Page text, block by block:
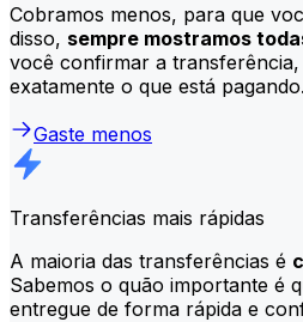
Cobramos menos, para que
disso, sempre mostramos
você confirmar a
exatamente o que está pagando.
Gaste menos
Transferências mais rápidas
A maioria das transferências é
Sabemos o quão importante é
entregue de forma rápida e